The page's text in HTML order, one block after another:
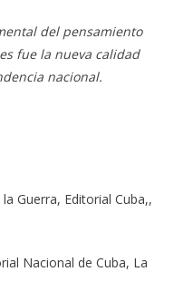
del pensamiento
fue la nueva calidad
nacional.
Guerra, Editorial Cuba,,
Nacional de Cuba, La